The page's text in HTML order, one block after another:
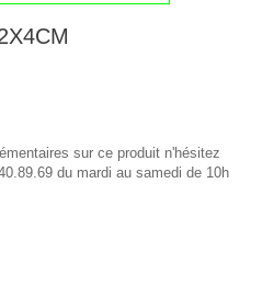
sur ce produit n'hésitez
du mardi au samedi de 10h